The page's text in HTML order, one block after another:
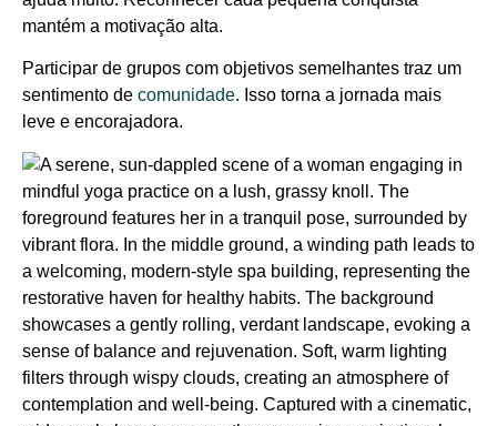
mantém a motivação alta.
Participar de grupos com objetivos semelhantes traz um
sentimento de comunidade. Isso torna a jornada mais
leve e encorajadora.